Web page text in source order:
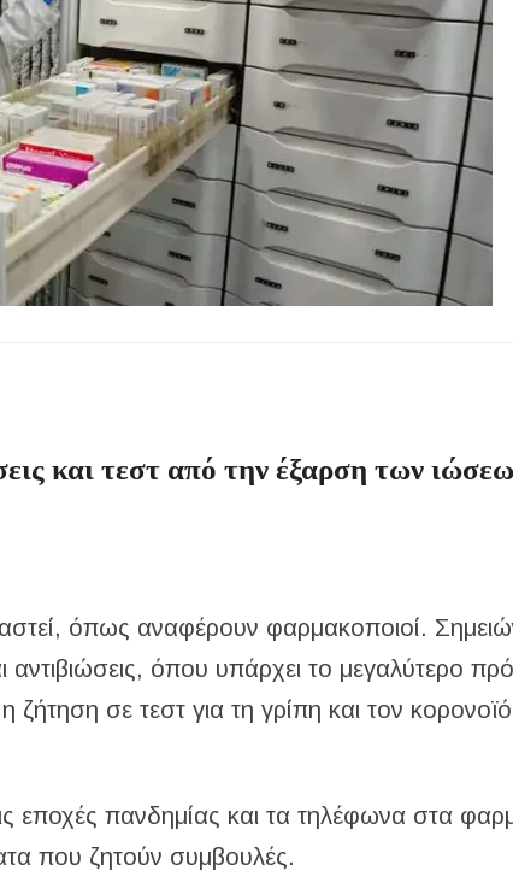
εργασίας στον Δήμο Αριστοτέλη – Ποιες ειδικότητες ζητούνται
οδηγήσει τζετ σκι
πριν τις 8 το βράδυ
voucher από τη δράση «Νταντάδες της Γειτονιάς»
και τεστ από την έξαρση των
όπως αναφέρουν φαρμακοποιοί.
αντιβιώσεις, όπου υπάρχει το μεγαλύτερο
σε τεστ για τη γρίπη και τον
εποχές πανδημίας και τα τηλέφωνα στα
που ζητούν συμβουλές.